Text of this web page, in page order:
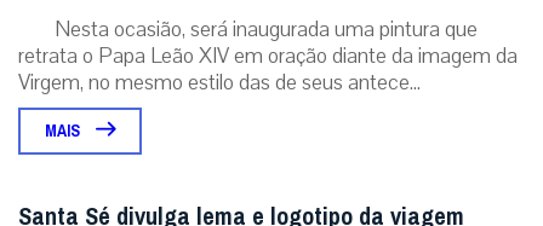
Nesta ocasião, será inaugurada uma pintura que
retrata o Papa Leão XIV em oração diante da imagem da
Virgem, no mesmo estilo das de seus antece...
MAIS
Santa Sé divulga lema e logotipo da viagem